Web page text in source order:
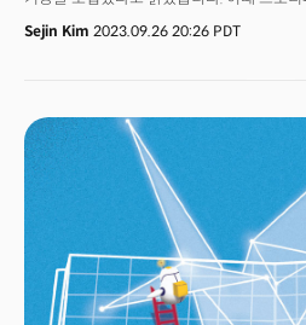
넘어서 팟캐스터 목소리를 다른 언어로 합성
기존 번역기와 차이가 있죠.번역은 오픈AI
렉스 프리드먼, 빌 시몬스, 스티븐 바틀렛
영어 에피소드를 스페인어로 번역해 송출할
프랑스어, 독일어 번역 기능을 출시할 예정
스포티파이 개인화 부문 부사장은 성명에서
일치시킴으로써 전 세계 청취자들에게 그
새로운 팟캐스터를 발견하고 영감을 줄 수
👉 오픈AI LLM 기반 알렉사 만든다오픈AI
관여할 가능성이 높습니다. 이를 보여주듯
청각, 음성 기능을 추가한다고 밝혔습니다.
Sejin Kim 2023.09.26 20:26 PDT